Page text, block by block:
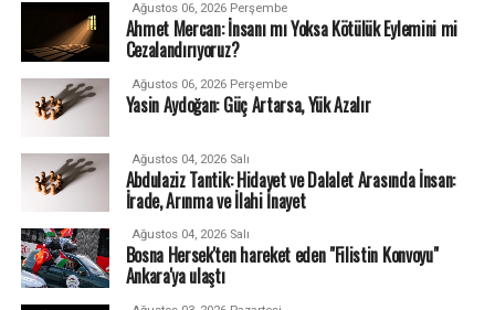
Ağustos 06, 2026 Perşembe
Ahmet Mercan: İnsanı mı Yoksa Kötülük Eylemini mi
Cezalandırıyoruz?
Ağustos 06, 2026 Perşembe
Yasin Aydoğan: Güç Artarsa, Yük Azalır
Ağustos 04, 2026 Salı
Abdulaziz Tantik: Hidayet ve Dalalet Arasında İnsan:
İrade, Arınma ve İlahi İnayet
Ağustos 04, 2026 Salı
Bosna Hersek'ten hareket eden "Filistin Konvoyu"
Ankara'ya ulaştı